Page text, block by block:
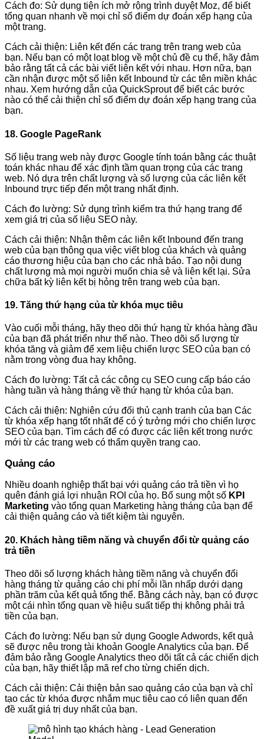
Cách đo: Sử dụng tiện ích mở rộng trình duyệt Moz, để biết
tổng quan nhanh về mọi chỉ số điểm dự đoán xếp hạng của
một trang.
Cách cải thiện: Liên kết đến các trang trên trang web của
bạn. Nếu bạn có một loạt blog về một chủ đề cụ thể, hãy đảm
bảo rằng tất cả các bài viết liên kết với nhau. Hơn nữa, bạn
cần nhận được một số liên kết Inbound từ các tên miền khác
nhau. Xem hướng dẫn của QuickSprout để biết các bước
nào có thể cải thiện chỉ số điểm dự đoán xếp hạng trang của
bạn.
18. Google PageRank
Số liệu trang web này được Google tính toán bằng các thuật
toán khác nhau để xác định tầm quan trọng của các trang
web. Nó dựa trên chất lượng và số lượng của các liên kết
Inbound trực tiếp đến một trang nhất định.
Cách đo lường: Sử dụng trình kiểm tra thứ hạng trang để
xem giá trị của số liệu SEO này.
Cách cải thiện: Nhận thêm các liên kết Inbound đến trang
web của bạn thông qua việc viết blog của khách và quảng
cáo thương hiệu của bạn cho các nhà báo. Tạo nội dung
chất lượng mà mọi người muốn chia sẻ và liên kết lại. Sửa
chữa bất kỳ liên kết bị hỏng trên trang web của bạn.
19. Tăng thứ hạng của từ khóa mục tiêu
Vào cuối mỗi tháng, hãy theo dõi thứ hạng từ khóa hàng đầu
của bạn đã phát triển như thế nào. Theo dõi số lượng từ
khóa tăng và giảm để xem liệu chiến lược SEO của bạn có
nằm trong vòng đua hay không.
Cách đo lường: Tất cả các công cụ SEO cung cấp báo cáo
hàng tuần và hàng tháng về thứ hạng từ khóa của bạn.
Cách cải thiện: Nghiên cứu đối thủ cạnh tranh của bạn Các
từ khóa xếp hạng tốt nhất để có ý tưởng mới cho chiến lược
SEO của bạn. Tìm cách để có được các liên kết trong nước
mới từ các trang web có thẩm quyền trang cao.
Quảng cáo
Nhiều doanh nghiệp thất bại với quảng cáo trả tiền vì họ
quên đánh giá lợi nhuận ROI của họ. Bổ sung một số KPI
Marketing vào tổng quan Marketing hàng tháng của bạn để
cải thiện quảng cáo và tiết kiệm tài nguyên.
20. Khách hàng tiềm năng và chuyển đổi từ quảng cáo
trả tiền
Theo dõi số lượng khách hàng tiềm năng và chuyển đổi
hàng tháng từ quảng cáo chi phí mỗi lần nhấp dưới dạng
phần trăm của kết quả tổng thể. Bằng cách này, bạn có được
một cái nhìn tổng quan về hiệu suất tiếp thị không phải trả
tiền của bạn.
Cách đo lường: Nếu bạn sử dụng Google Adwords, kết quả
sẽ được nêu trong tài khoản Google Analytics của bạn. Để
đảm bảo rằng Google Analytics theo dõi tất cả các chiến dịch
của bạn, hãy thiết lập mã ref cho từng chiến dịch.
Cách cải thiện: Cải thiện bản sao quảng cáo của bạn và chỉ
tạo các từ khóa được nhắm mục tiêu cao có liên quan đến
đề xuất giá trị duy nhất của bạn.